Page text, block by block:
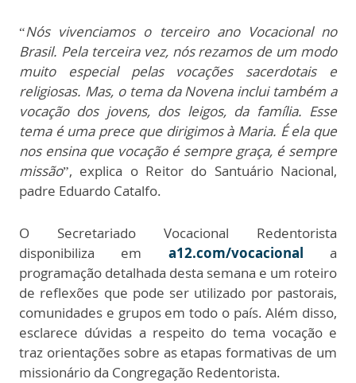
“Nós vivenciamos o terceiro ano Vocacional no
Brasil. Pela terceira vez, nós rezamos de um modo
muito especial pelas vocações sacerdotais e
religiosas. Mas, o tema da Novena inclui também a
vocação dos jovens, dos leigos, da família. Esse
tema é uma prece que dirigimos à Maria. É ela que
nos ensina que vocação é sempre graça, é sempre
missão”, explica o Reitor do Santuário Nacional,
padre Eduardo Catalfo.
O Secretariado Vocacional Redentorista
disponibiliza em a12.com/vocacionala
programação detalhada desta semana e um roteiro
de reflexões que pode ser utilizado por pastorais,
comunidades e grupos em todo o país. Além disso,
esclarece dúvidas a respeito do tema vocação e
traz orientações sobre as etapas formativas de um
missionário da Congregação Redentorista.